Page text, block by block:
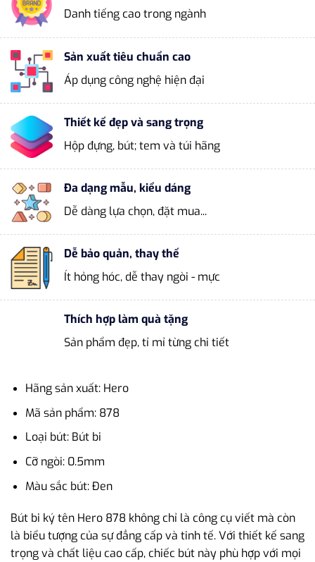
Danh tiếng cao trong ngành
Sản xuất tiêu chuẩn cao
Áp dụng công nghệ hiện đại
Thiết kế đẹp và sang trọng
Hộp đựng, bút; tem và túi hãng
Đa dạng mẫu, kiểu dáng
Dễ dàng lựa chọn, đặt mua...
Dễ bảo quản, thay thế
Ít hỏng hóc, dễ thay ngòi - mực
Thích hợp làm quà tặng
Sản phẩm đẹp, tỉ mỉ từng chi tiết
Hãng sản xuất: Hero
Mã sản phẩm: 878
Loại bút: Bút bi
Cỡ ngòi: 0.5mm
Màu sắc bút: Đen
Bút bi ký tên Hero 878 không chỉ là công cụ viết mà còn
là biểu tượng của sự đẳng cấp và tinh tế. Với thiết kế sang
trọng và chất liệu cao cấp, chiếc bút này phù hợp với mọi